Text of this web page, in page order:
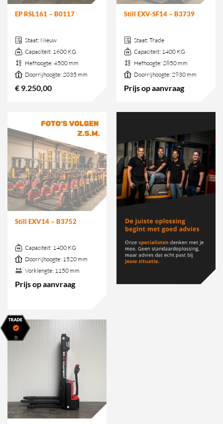
EP RSL161 – B0117
Staat: Nieuw
Capaciteit: 1600 KG
Hefhoogte: 4500 mm
Doorrijhoogte: 2035 mm
€ 9.250,00
Still EXV-SF14 – B3739
Staat: Trade
Capaciteit: 1400 KG
Hefhoogte: 2850 mm
Doorrijhoogte: 2930 mm
Prijs op aanvraag
Still EXV14 – B3752
Capaciteit: 1400 KG
Doorrijhoogte: 1520 mm
Vorklengte: 1150 mm
Prijs op aanvraag